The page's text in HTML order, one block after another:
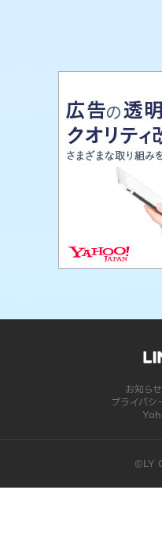
お知らせ
プライバシ
©LY
このコンテンツは掲載が終